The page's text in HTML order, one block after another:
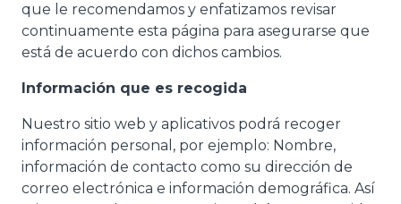
que le recomendamos y enfatizamos revisar
continuamente esta página para asegurarse que
está de acuerdo con dichos cambios.
Información que es recogida
Nuestro sitio web y aplicativos podrá recoger
información personal, por ejemplo: Nombre,
información de contacto como su dirección de
correo electrónica e información demográfica. Así